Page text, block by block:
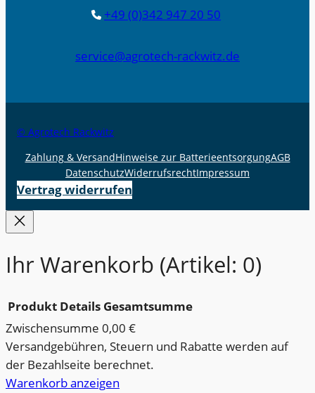
+49 (0)342 947 20 50
service@agrotech-rackwitz.de
© Agrotech Rackwitz
Zahlung & VersandHinweise zur BatterieentsorgungAGB
DatenschutzWiderrufsrechtImpressum
Vertrag widerrufen
Ihr Warenkorb (Artikel: 0)
Produkte
im
Produkt Details Gesamtsumme
Zwischensumme 0,00 €
Versandgebühren, Steuern und Rabatte werden auf
der Bezahlseite berechnet.
Warenkorb anzeigen